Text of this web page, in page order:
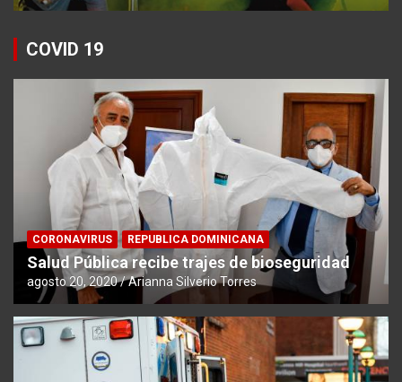
COVID 19
CORONAVIRUS REPUBLICA DOMINICANA
Salud Pública recibe trajes de bioseguridad
agosto 20, 2020 Arianna Silverio Torres